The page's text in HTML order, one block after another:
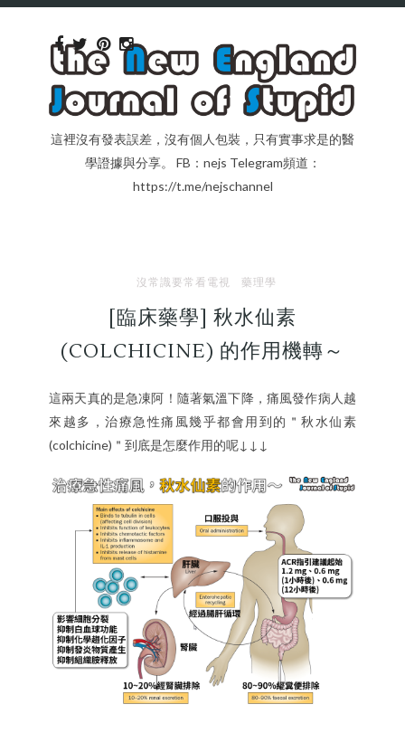
這裡沒有發表誤差，沒有個人包裝，只有實事求是的醫
學證據與分享。 FB：nejs Telegram頻道：
https://t.me/nejschannel
沒常識要常看電視 藥理學
[臨床藥學] 秋水仙素
(COLCHICINE) 的作用機轉～
這兩天真的是急凍阿！隨著氣溫下降，痛風發作病人越
來越多，治療急性痛風幾乎都會用到的＂秋水仙素
(colchicine)＂到底是怎麼作用的呢↓↓↓